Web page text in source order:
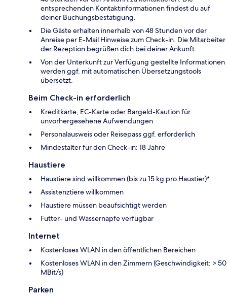
entsprechenden Kontaktinformationen findest du auf
deiner Buchungsbestätigung.
Die Gäste erhalten innerhalb von 48 Stunden vor der
Anreise per E-Mail Hinweise zum Check-in. Die Mitarbeiter
der Rezeption begrüßen dich bei deiner Ankunft.
Von der Unterkunft zur Verfügung gestellte Informationen
werden ggf. mit automatischen Übersetzungstools
übersetzt.
Beim Check-in erforderlich
Kreditkarte, EC-Karte oder Bargeld-Kaution für
unvorhergesehene Aufwendungen
Personalausweis oder Reisepass ggf. erforderlich
Mindestalter für den Check-in: 18 Jahre
Haustiere
Haustiere sind willkommen (bis zu 15 kg pro Haustier)*
Assistenztiere willkommen
Haustiere müssen beaufsichtigt werden
Futter- und Wassernäpfe verfügbar
Internet
Kostenloses WLAN in den öffentlichen Bereichen
Kostenloses WLAN in den Zimmern (Geschwindigkeit: > 50
MBit/s)
Parken